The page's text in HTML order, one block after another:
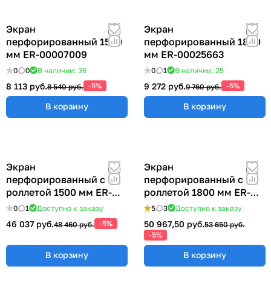
Экран
перфорированный 1500
мм ER-00007009
0 0 В наличии: 36
8 113 руб.8 540 руб. -5%
В корзину
Экран
перфорированный 1800
мм ER-00025663
0 1 В наличии: 25
9 272 руб.9 760 руб. -5%
В корзину
Экран
перфорированный с
роллетой 1500 мм ER-
00022418
0 1 Доступно к заказу
46 037 руб.48 460 руб. -5%
В корзину
Экран
перфорированный с
роллетой 1800 мм ER-
00020793
5 3 Доступно к заказу
50 967,50 руб.53 650 руб.
-5%
В корзину